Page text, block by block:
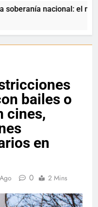
nacional: el
bailes o
cines,
en
0 2 Mins